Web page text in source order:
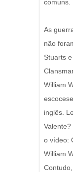
comuns.
As
não
Stuarts
William
inglês.
o vídeo:
William